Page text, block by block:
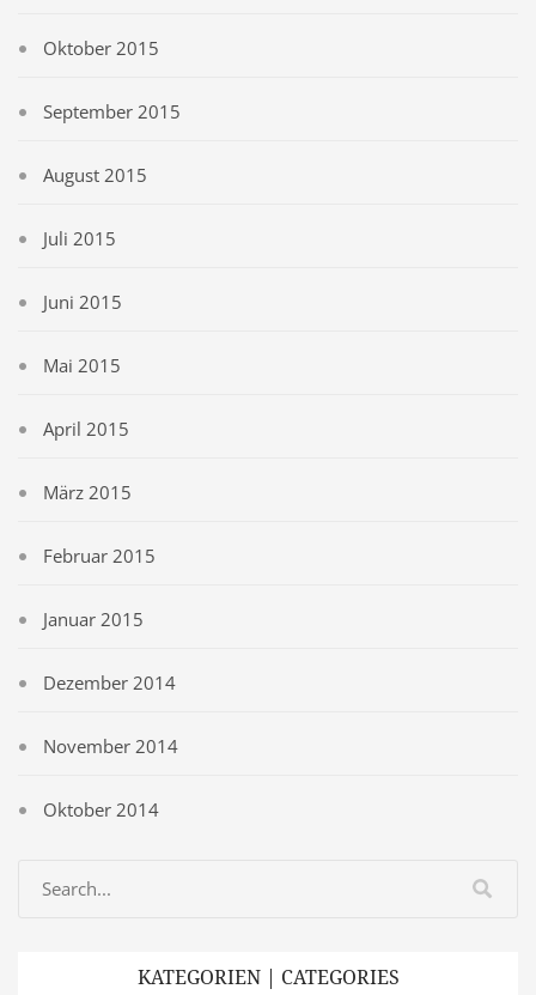
Oktober 2015
September 2015
August 2015
Juli 2015
Juni 2015
Mai 2015
April 2015
März 2015
Februar 2015
Januar 2015
Dezember 2014
November 2014
Oktober 2014
KATEGORIEN | CATEGORIES